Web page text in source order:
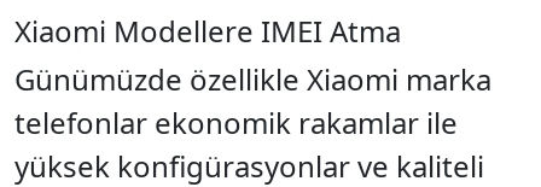
Xiaomi Modellere IMEI Atma
Günümüzde özellikle Xiaomi marka
telefonlar ekonomik rakamlar ile
yüksek konfigürasyonlar ve kaliteli